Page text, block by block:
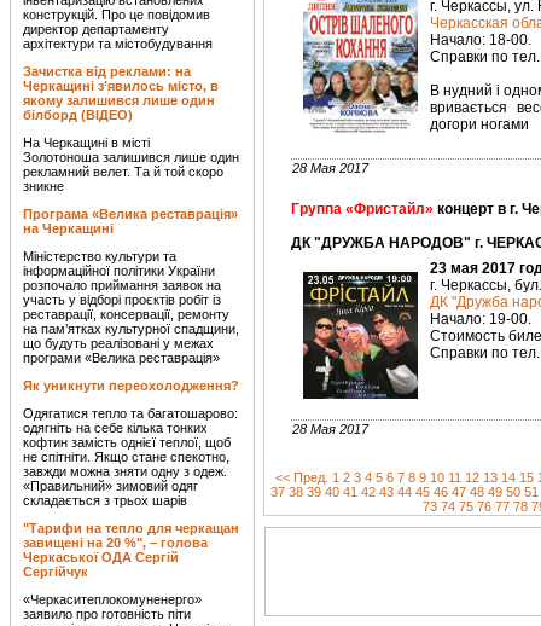
конструкцій. Про це повідомив
директор департаменту
архітектури та містобудування
Зачистка від реклами: на
Черкащині з’явилось місто, в
якому залишився лише один
білборд (ВІДЕО)
На Черкащині в місті
Золотоноша залишився лише один
рекламний велет. Та й той скоро
зникне
Програма «Велика реставрація»
на Черкащині
Міністерство культури та
інформаційної політики України
розпочало приймання заявок на
участь у відборі проєктів робіт із
реставрації, консервації, ремонту
на пам’ятках культурної спадщини,
що будуть реалізовані у межах
програми «Велика реставрація»
Як уникнути переохолодження?
Одягатися тепло та багатошарово:
одягніть на себе кілька тонких
кофтин замість однієї теплої, щоб
не спітніти. Якщо стане спекотно,
завжди можна зняти одну з одеж.
«Правильний» зимовий одяг
складається з трьох шарів
"Тарифи на тепло для черкащан
завищені на 20 %", – голова
Черкаської ОДА Сергій
Сергійчук
«Черкаситеплокомуненерго»
заявило про готовність піти
г. Черкассы,
Черкасская
Начало: 18-00.
Справки по
В нудний і
вривається
догори ногами
28 Мая 2017
Группа «Фристайл» концерт в г.
ДК "ДРУЖБА НАРОДОВ" г.
23 мая 2017
г. Черкассы,
ДК "Дружба
Начало: 19-00.
Стоимость
Справки по
28 Мая 2017
<< Пред. 1 2 3 4 5 6 7 8 9 10 11 12 13 14 15
37 38 39 40 41 42 43 44 45 46 47 48 49 50 51
73 74 75 76 77 78